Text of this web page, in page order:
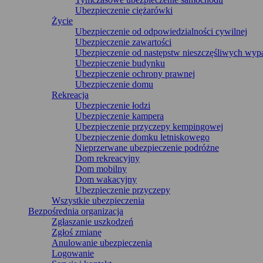
Ubezpieczenie ciężarówki
Życie
Ubezpieczenie od odpowiedzialności cywilnej
Ubezpieczenie zawartości
Ubezpieczenie od następstw nieszczęśliwych
Ubezpieczenie budynku
Ubezpieczenie ochrony prawnej
Ubezpieczenie domu
Rekreacja
Ubezpieczenie łodzi
Ubezpieczenie kampera
Ubezpieczenie przyczepy kempingowej
Ubezpieczenie domku letniskowego
Nieprzerwane ubezpieczenie podróżne
Dom rekreacyjny
Dom mobilny
Dom wakacyjny
Ubezpieczenie przyczepy
Wszystkie ubezpieczenia
Bezpośrednia organizacja
Zgłaszanie uszkodzeń
Zgłoś zmianę
Anulowanie ubezpieczenia
Logowanie